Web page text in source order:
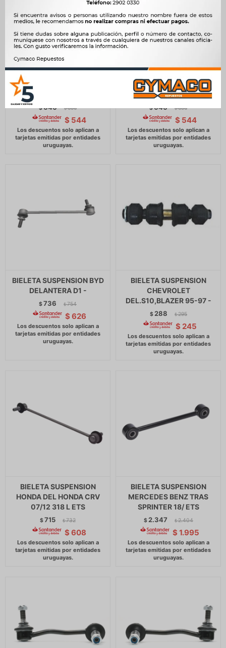
BIELETA SUSPENSION
GREAT WALL IZQUIERDA
$640 $ 656
$ 544
GREAT WALL DERECHA
GREAT WALL WINGLE 7 -
$640 $ 656
$ 544
BIELETA SUSPENSION BYD
DELANTERA D1 -
$736 $ 754
$ 626
BIELETA SUSPENSION
CHEVROLET
DEL.S10,BLAZER 95-97 -
$ 288 $ 295
$ 245
BIELETA SUSPENSION
HONDA DEL HONDA CRV
07/12 318 L ETS
$715 $ 732
$ 608
BIELETA SUSPENSION
MERCEDES BENZ TRAS
SPRINTER 18/ ETS
$ 2.347 $ 2.404
$ 1.995